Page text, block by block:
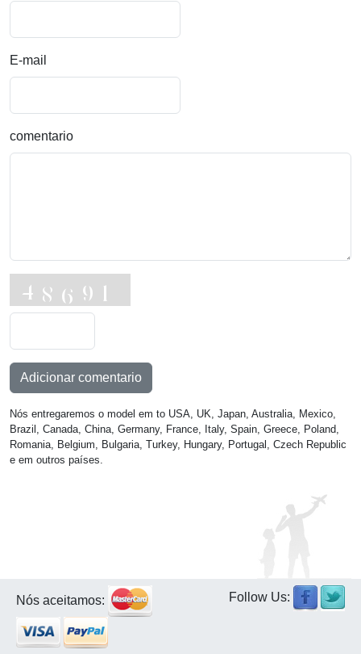
E-mail
comentario
Adicionar comentario
Nós entregaremos o model em to USA, UK, Japan, Australia, Mexico,
Brazil, Canada, China, Germany, France, Italy, Spain, Greece, Poland,
Romania, Belgium, Bulgaria, Turkey, Hungary, Portugal, Czech Republic
e em outros países.
Nós aceitamos: Follow Us: